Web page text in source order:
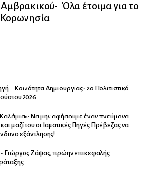
Όλα έτοιμα για το
– Κοινότητα Δημιουργίας- 2ο Πολιτιστικό
2026
Να μην αφήσουμε έναν πνεύμονα
μαζί του οι Ιαματικές Πηγές Πρέβεζας να
εξάντλησης!
Ζάψας, πρώην επικεφαλής